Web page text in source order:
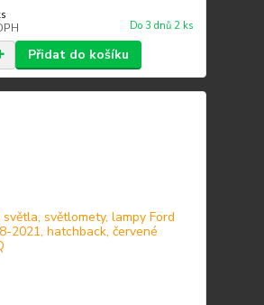
Do 3 dnů 2 ks
Přidat do košíku